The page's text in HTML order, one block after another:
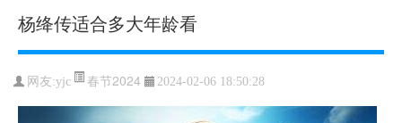
杨绛传适合多大年龄看
网友:yjc 春节2024 2024-02-06 18:50:28